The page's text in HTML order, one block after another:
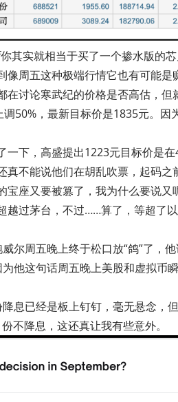
其实就相当于买了一个掺水版的
像周五这种极端行情它也有可能是
在讨论寒武纪的价格是否高估，
50%，最新目标价是1835元。因
一下，高盛提出1223元目标价是
真不能说他们在胡乱吹票，起码之
宝座又要被篡了，我为什么要说
越过茅台，不过……算了，等超了以
尔周五晚上终于松口放“鸽”了，
他这句话周五晚上美股和虚拟币
息已经是板上钉钉，毫无悬念，
不降息，这还真让我有些意外。